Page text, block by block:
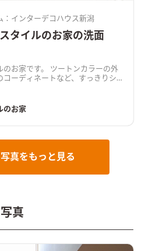
：インターデコハウス新潟
タイルのお家の洗面
のお家です。 ツートンカラーの外
ーディネートなど、すっきりシン
のお家
真をもっと見る
真